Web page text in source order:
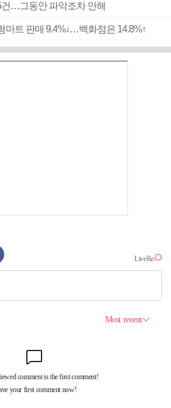
…그동안 파악조차 안해
마트 판매 9.4%↓…백화점은 14.8%↑